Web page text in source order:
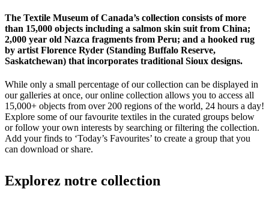
The Textile Museum of Canada’s collection consists of more
than 15,000 objects including a salmon skin suit from China;
2,000 year old Nazca fragments from Peru; and a hooked rug
by artist Florence Ryder (Standing Buffalo Reserve,
Saskatchewan) that incorporates traditional Sioux designs.
While only a small percentage of our collection can be displayed in
our galleries at once, our online collection allows you to access all
15,000+ objects from over 200 regions of the world, 24 hours a day!
Explore some of our favourite textiles in the curated groups below
or follow your own interests by searching or filtering the collection.
Add your finds to ‘Today’s Favourites’ to create a group that you
can download or share.
Explorez notre collection